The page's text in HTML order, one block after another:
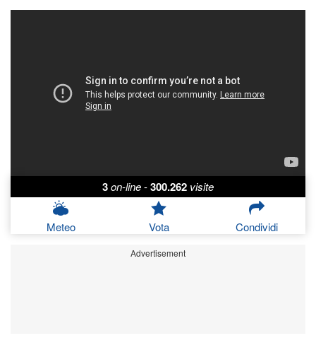
3on-line-300.262 visite
Meteo Vota Condividi
Advertisement